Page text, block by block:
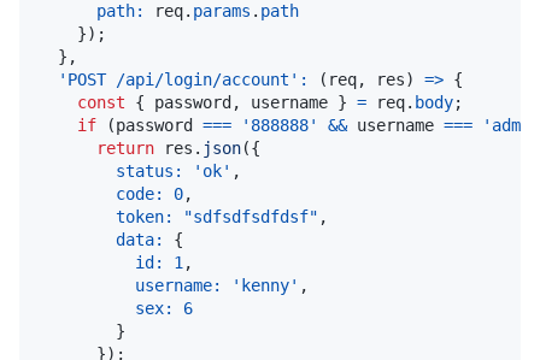
path: req. params . path
}) ;
} ,
'POST /api/login/account' : ( req, res) => {
const
{ password , username } = req. body;
if
(password === '888888' && username ===
return res . json({
status : 'ok' ,
code: 0,
token: "sdfsdfsdfdsf" ,
data:
{
id : 1,
username: 'kenny' ,
sex:
6
}
}) ;